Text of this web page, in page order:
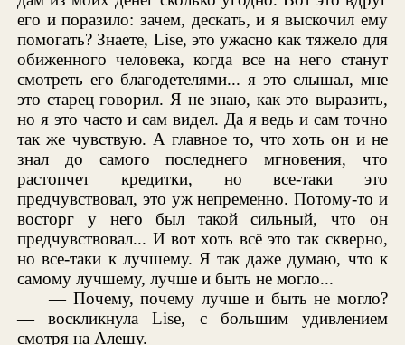
его и поразило: зачем, дескать, и я выскочил ему
помогать? Знаете, Lise, это ужасно как тяжело для
обиженного человека, когда все на него станут
смотреть его благодетелями... я это слышал, мне
это старец говорил. Я не знаю, как это выразить,
но я это часто и сам видел. Да я ведь и сам точно
так же чувствую. А главное то, что хоть он и не
знал до самого последнего мгновения, что
растопчет кредитки, но все-таки это
предчувствовал, это уж непременно. Потому-то и
восторг у него был такой сильный, что он
предчувствовал... И вот хоть всё это так скверно,
но все-таки к лучшему. Я так даже думаю, что к
самому лучшему, лучше и быть не могло...
— Почему, почему лучше и быть не могло?
— воскликнула Lise, с большим удивлением
смотря на Алешу.